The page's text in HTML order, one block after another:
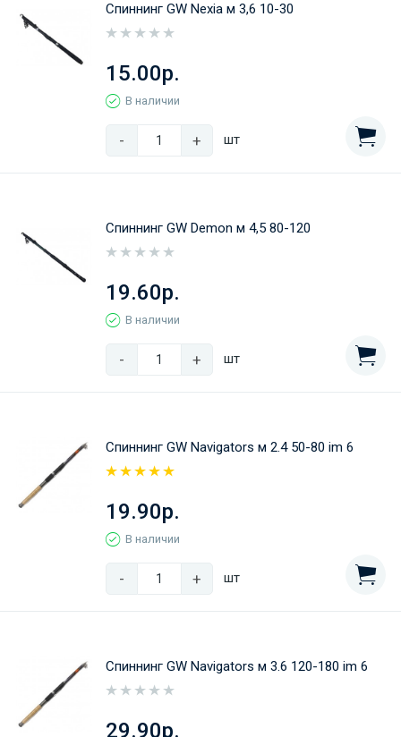
Спиннинг GW Nexia м 3,6 10-30
15.00р.
В наличии
- + шт
Спиннинг GW Demon м 4,5 80-120
19.60р.
В наличии
- + шт
Спиннинг GW Navigators м 2.4 50-80 im 6
19.90р.
В наличии
- + шт
Спиннинг GW Navigators м 3.6 120-180 im 6
29.90р.